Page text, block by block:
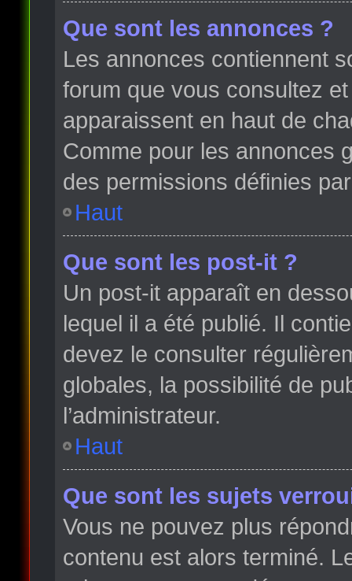
Que sont les annonces ?
Les annonces contiennent
forum que vous consultez
apparaissent en haut de
Comme pour les annonces
des permissions définies
Haut
Que sont les post-it ?
Un post-it apparaît en
lequel il a été publié. Il
devez le consulter
globales, la possibilité de
l’administrateur.
Haut
Que sont les sujets
Vous ne pouvez plus
contenu est alors terminé.